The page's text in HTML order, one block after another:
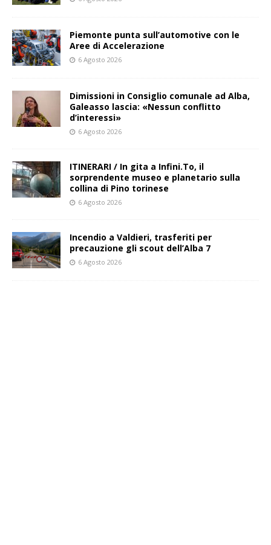
Piemonte punta sull’automotive con le
Aree di Accelerazione
6 Agosto 2026
Dimissioni in Consiglio comunale ad Alba,
Galeasso lascia: «Nessun conflitto
d’interessi»
6 Agosto 2026
ITINERARI / In gita a Infini.To, il
sorprendente museo e planetario sulla
collina di Pino torinese
6 Agosto 2026
Incendio a Valdieri, trasferiti per
precauzione gli scout dell’Alba 7
6 Agosto 2026